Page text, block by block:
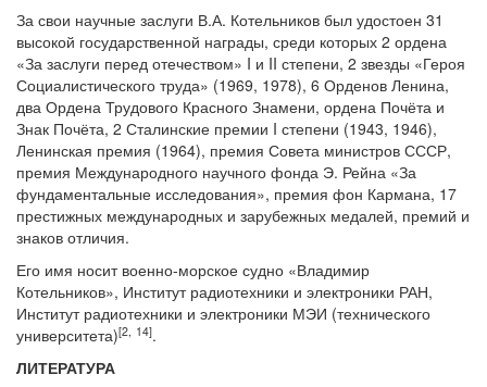
За свои научные заслуги В.А. Котельников был удостоен 31
высокой государственной награды, среди которых 2 ордена
«За заслуги перед отечеством» I и II степени, 2 звезды «Героя
Социалистического труда» (1969, 1978), 6 Орденов Ленина,
два Ордена Трудового Красного Знамени, ордена Почёта и
Знак Почёта, 2 Сталинские премии I степени (1943, 1946),
Ленинская премия (1964), премия Совета министров СССР,
премия Международного научного фонда Э. Рейна «За
фундаментальные исследования», премия фон Кармана, 17
престижных международных и зарубежных медалей, премий и
знаков отличия.
Его имя носит военно-морское судно «Владимир
Котельников», Институт радиотехники и электроники РАН,
Институт радиотехники и электроники МЭИ (технического
университета)[2 14].
ЛИТЕРАТУРА